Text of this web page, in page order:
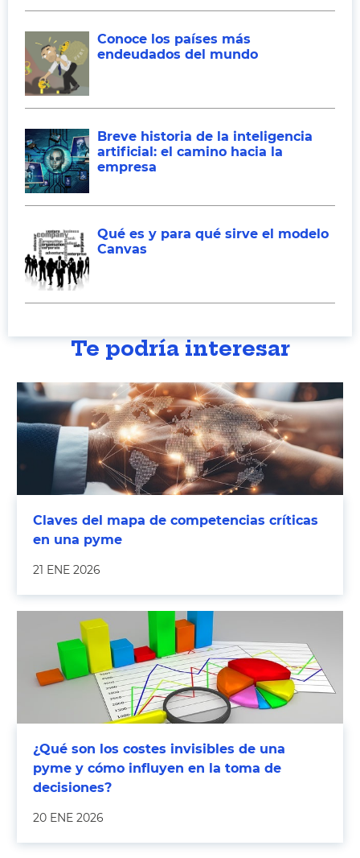
Conoce los países más
endeudados del mundo
Breve historia de la inteligencia
artificial: el camino hacia la
empresa
Qué es y para qué sirve el modelo
Canvas
Te podría interesar
Claves del mapa de competencias críticas
en una pyme
21 ENE 2026
¿Qué son los costes invisibles de una
pyme y cómo influyen en la toma de
decisiones?
20 ENE 2026